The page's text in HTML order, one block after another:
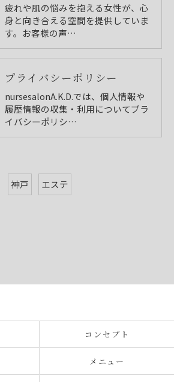
疲れや肌の悩みを抱える女性が、心
身と向き合える空間を提供していま
す。お客様の声…
プライバシーポリシー
nursesalonA.K.D.では、個人情報や
履歴情報の収集・利用についてプラ
イバシーポリシ…
神戸 エステ
コンセプト
メニュー